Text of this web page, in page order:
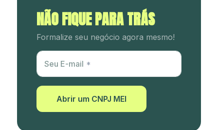
NÃO FIQUE PARA TRÁS
Formalize seu negócio agora mesmo!
Utm Content
Seu E-mail
Abrir um CNPJ MEI